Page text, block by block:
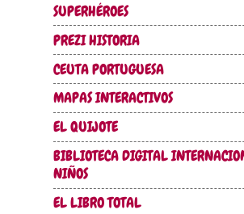
SUPERHÉROES
PREZI HISTORIA
CEUTA PORTUGUESA
MAPAS INTERACTIVOS
EL QUIJOTE
BIBLIOTECA DIGITAL
NIÑOS
EL LIBRO TOTAL